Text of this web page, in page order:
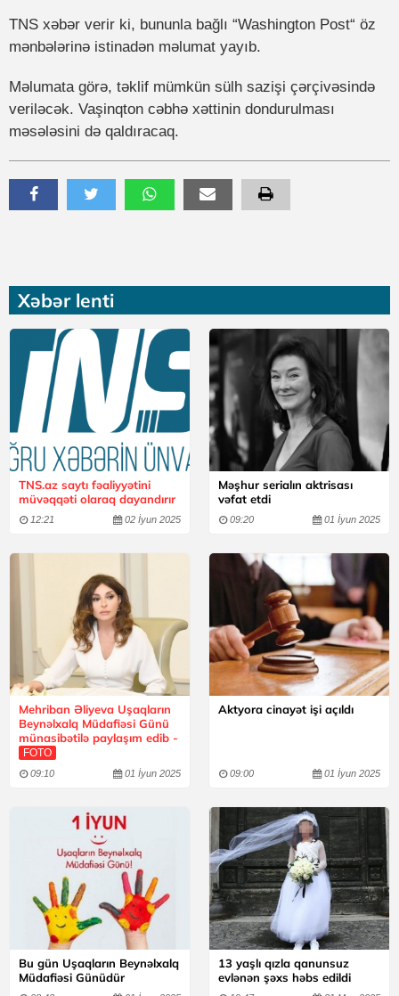
Xəbər lenti
TNS.az saytı fəaliyyətini
müvəqqəti olaraq dayandırır
12:21 02 İyun 2025
Məşhur serialın aktrisası
vəfat etdi
09:20 01 İyun 2025
Mehriban Əliyeva Uşaqların
Beynəlxalq Müdafiəsi Günü
münasibətilə paylaşım edib -
FOTO
09:10 01 İyun 2025
Aktyora cinayət işi açıldı
09:00 01 İyun 2025
Bu gün Uşaqların Beynəlxalq
Müdafiəsi Günüdür
13 yaşlı qızla qanunsuz
evlənən şəxs həbs edildi
TNS xəbər verir ki, bununla bağlı “Washington Post“ öz
mənbələrinə istinadən məlumat yayıb.
Məlumata görə, təklif mümkün sülh sazişi çərçivəsində
veriləcək. Vaşinqton cəbhə xəttinin dondurulması
məsələsini də qaldıracaq.